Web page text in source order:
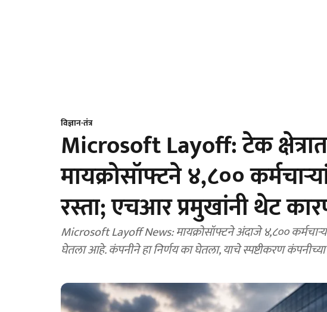
विज्ञान-तंत्र
Microsoft Layoff: टेक
मायक्रोसॉफ्टने ४,८००
रस्ता; एचआर प्रमुखांनी थेट
Microsoft Layoff News: मायक्रोसॉफ्टने अंदाजे ४,८००
घेतला आहे. कंपनीने हा निर्णय का घेतला, याचे स्पष्टीकरण